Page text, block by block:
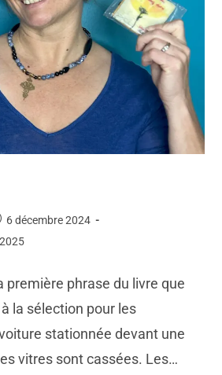
6 décembre 2024
première phrase du livre que
la sélection pour les
stationnée devant une
vitres sont cassées. Les…